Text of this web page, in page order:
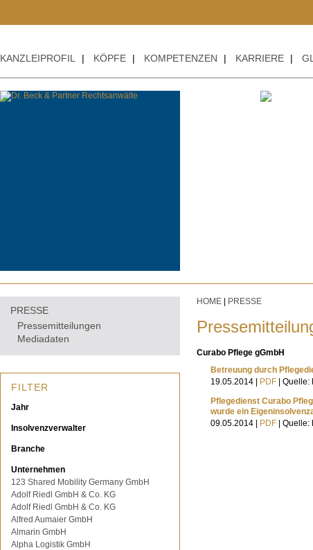
KANZLEIPROFIL | KÖPFE | KOMPETENZEN | KARRIERE |
PRESSE
Pressemitteilungen
Mediadaten
FILTER
Jahr
Insolvenzverwalter
Branche
Unternehmen
123 Shared Mobility Germany GmbH
Adolf Riedl GmbH & Co. KG
Adolf Riedl GmbH & Co. KG
Alfred Aumaier GmbH
Almarin GmbH
Alpha Logistik GmbH
HOME PRESSE
Curabo Pflege gGmbH
Betreuung durch
19.05.2014 |
PDF |
Pflegedienst Curabo
wurde ein
09.05.2014 |
PDF |